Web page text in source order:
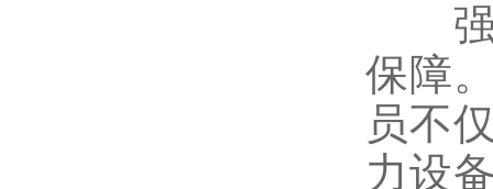
强
保障
员不
力设